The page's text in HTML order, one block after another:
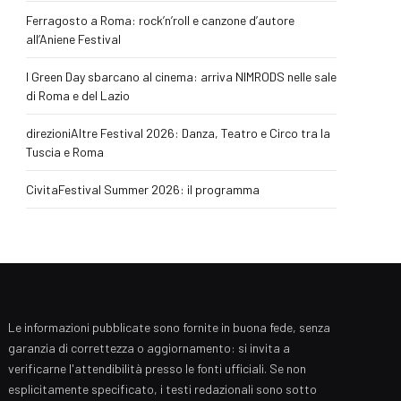
Ferragosto a Roma: rock’n’roll e canzone d’autore
all’Aniene Festival
I Green Day sbarcano al cinema: arriva NIMRODS nelle sale
di Roma e del Lazio
direzioniAltre Festival 2026: Danza, Teatro e Circo tra la
Tuscia e Roma
CivitaFestival Summer 2026: il programma
Le informazioni pubblicate sono fornite in buona fede, senza
garanzia di correttezza o aggiornamento: si invita a
verificarne l'attendibilità presso le fonti ufficiali. Se non
esplicitamente specificato, i testi redazionali sono sotto